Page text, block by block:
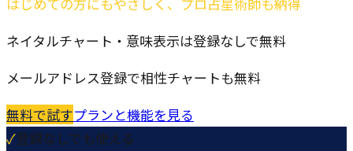
ネイタルチャート・意味表示は登録なしで無料
メールアドレス登録で相性チャートも無料
無料で試すプランと機能を見る
✓登録なしでも使える